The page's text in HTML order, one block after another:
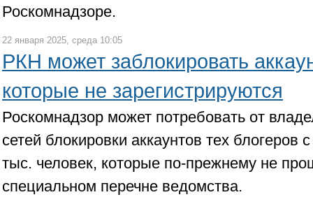
Роскомнадзоре.
22 января 2025, среда 10:05
РКН может заблокировать
которые не зарегистрируются
Роскомнадзор может потребовать от
сетей блокировки аккаунтов тех блогеров
тыс. человек, которые по-прежнему не
специальном перечне ведомства.